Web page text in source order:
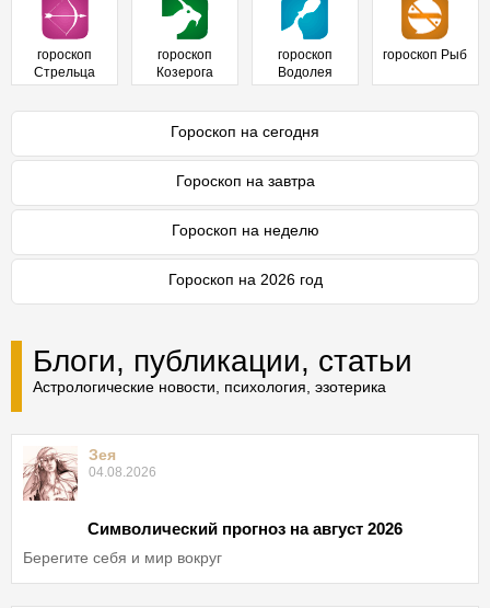
гороскоп
Стрельца
гороскоп
Козерога
гороскоп
Водолея
гороскоп Рыб
Гороскоп на сегодня
Гороскоп на завтра
Гороскоп на неделю
Гороскоп на 2026 год
Блоги, публикации, статьи
Астрологические новости, психология, эзотерика
Зея
04.08.2026
Символический прогноз на август 2026
Берегите себя и мир вокруг